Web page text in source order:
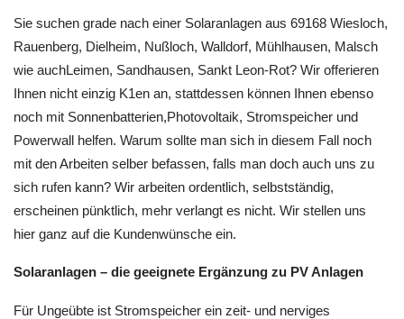
Sie suchen grade nach einer Solaranlagen aus 69168 Wiesloch,
Rauenberg, Dielheim, Nußloch, Walldorf, Mühlhausen, Malsch
wie auchLeimen, Sandhausen, Sankt Leon-Rot? Wir offerieren
Ihnen nicht einzig K1en an, stattdessen können Ihnen ebenso
noch mit Sonnenbatterien,Photovoltaik, Stromspeicher und
Powerwall helfen. Warum sollte man sich in diesem Fall noch
mit den Arbeiten selber befassen, falls man doch auch uns zu
sich rufen kann? Wir arbeiten ordentlich, selbstständig,
erscheinen pünktlich, mehr verlangt es nicht. Wir stellen uns
hier ganz auf die Kundenwünsche ein.
Solaranlagen – die geeignete Ergänzung zu PV Anlagen
Für Ungeübte ist Stromspeicher ein zeit- und nerviges